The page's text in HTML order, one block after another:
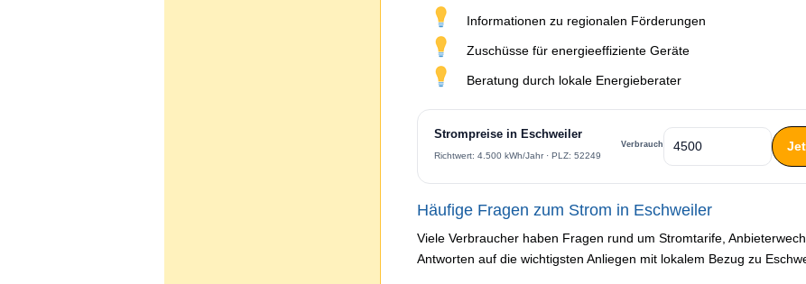
Informationen zu regionalen Förderungen
Zuschüsse für energieeffiziente Geräte
Beratung durch lokale Energieberater
Strompreise in Eschweiler
Richtwert: 4.500 kWh/Jahr · PLZ: 52249
Verbrauch
Häufige Fragen zum Strom in Eschweiler
Viele Verbraucher haben Fragen rund um Stromtarife,
Antworten auf die wichtigsten Anliegen mit lokalem Bezug zu